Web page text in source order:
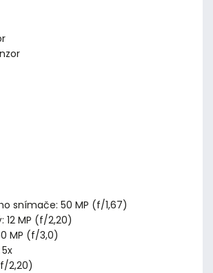
snímače: 50 MP (f/1,67)
12 MP (f/2,20)
MP (f/3,0)
2,20)